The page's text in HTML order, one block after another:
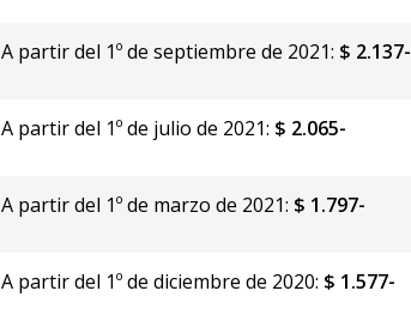
A partir del 1º de septiembre de 2021: $ 2.137-
A partir del 1º de julio de 2021: $ 2.065-
A partir del 1º de marzo de 2021: $ 1.797-
A partir del 1º de diciembre de 2020: $ 1.577-